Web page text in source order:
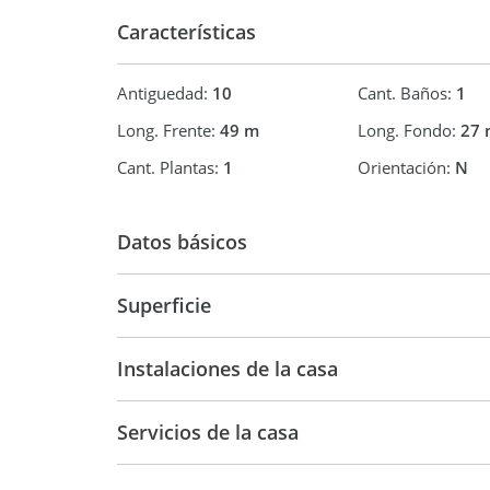
tranquilidad, naturaleza y proyección.
Una oportunidad especialmente interesante
sobre un terreno amplio, forestado y con
Consultanos para coordinar una visita y conocer
se expresen en el respectivo título de propiedad
CI. Rodrigo Criscenti. Matrícula 1406.
Características
Antiguedad: 10 Cant. Baños: 1
Long. Frente: 49 m Long. Fondo: 27
Cant. Plantas: 1 Orientación: N
Datos básicos
Superficie
Instalaciones de la casa
Servicios de la casa